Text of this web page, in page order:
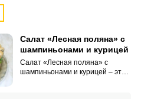
Салат «Лесная поляна» с
шампиньонами и курицей
Салат «Лесная поляна» с
шампиньонами и курицей – это